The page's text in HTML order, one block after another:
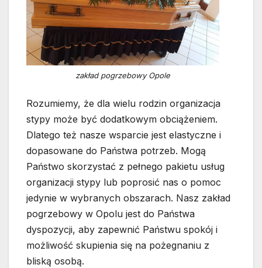
zakład pogrzebowy Opole
Rozumiemy, że dla wielu rodzin organizacja
stypy może być dodatkowym obciążeniem.
Dlatego też nasze wsparcie jest elastyczne i
dopasowane do Państwa potrzeb. Mogą
Państwo skorzystać z pełnego pakietu usług
organizacji stypy lub poprosić nas o pomoc
jedynie w wybranych obszarach. Nasz zakład
pogrzebowy w Opolu jest do Państwa
dyspozycji, aby zapewnić Państwu spokój i
możliwość skupienia się na pożegnaniu z
bliską osobą.